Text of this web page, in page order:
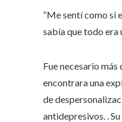
“Me sentí como si
sabía que todo era
Fue necesario
encontrara una
de
antidepresivos. .